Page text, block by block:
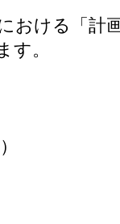
おける「計
す。